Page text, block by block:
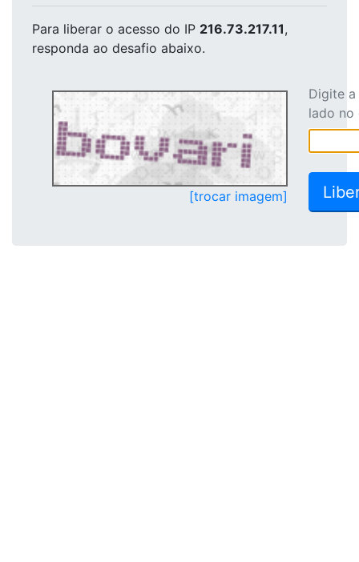
Para liberar o acesso do IP 216.73.217.11,
responda ao desafio abaixo.
[trocar imagem]
Digite
lado no